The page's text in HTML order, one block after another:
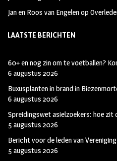
Jan en Roos van Engelenop
LAATSTE BERICHTEN
60+ en nog zin om te voetballen?
6 augustus 2026
Buxusplanten in brand in
6 augustus 2026
Spreidingswet asielzoekers: hoe zit
5 augustus 2026
Bericht voor de leden van
5 augustus 2026